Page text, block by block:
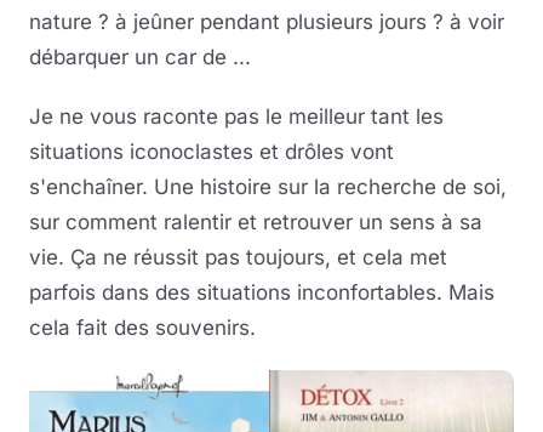
nature ? à jeûner pendant plusieurs jours ? à voir
débarquer un car de ...
Je ne vous raconte pas le meilleur tant les
situations iconoclastes et drôles vont
s'enchaîner. Une histoire sur la recherche de soi,
sur comment ralentir et retrouver un sens à sa
vie. Ça ne réussit pas toujours, et cela met
parfois dans des situations inconfortables. Mais
cela fait des souvenirs.